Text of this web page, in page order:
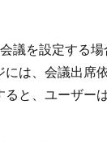
を設定する
は、会議出席
ると、ユーザ